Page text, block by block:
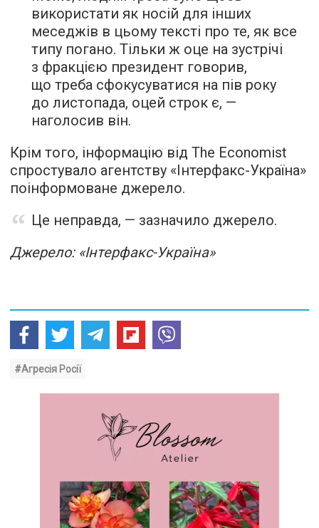
використати як носій для інших
меседжів в цьому тексті про те, як все
типу погано. Тільки ж оце на зустрічі
з фракцією президент говорив,
що треба сфокусуватися на пів року
до листопада, оцей строк є, —
наголосив він.
Крім того, інформацію від The Economist
спростувало агентству «Інтерфакс-Україна»
поінформоване джерело.
Це неправда, — зазначило джерело.
Джерело: «Інтерфакс-Україна»
#Агресія Росії